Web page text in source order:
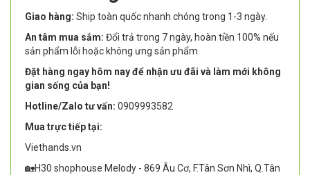
Giao hàng: Ship toàn quốc nhanh chóng trong 1-3 ngày.
An tâm mua sắm: Đổi trả trong 7 ngày, hoàn tiền 100% nếu
sản phẩm lỗi hoặc không ưng sản phẩm
Đặt hàng ngay hôm nay để nhận ưu đãi và làm mới không
gian sống của bạn!
Hotline/Zalo tư vấn: 0909993582
Mua trực tiếp tại:
Viethands.vn
🏡H30 shophouse Melody - 869 Âu Cơ, F.Tân Sơn Nhì, Q.Tân